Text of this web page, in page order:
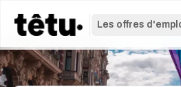
Les offres